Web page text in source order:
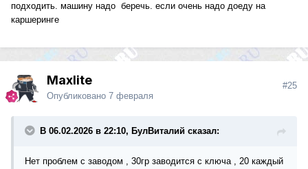
подходить. машину надо беречь. если очень надо доеду на
каршеринге
Maxlite
Опубликовано 7 февраля
#25
В 06.02.2026 в 22:10, БулВиталий сказал:
Нет проблем с заводом , 30гр заводится с ключа , 20 каждый